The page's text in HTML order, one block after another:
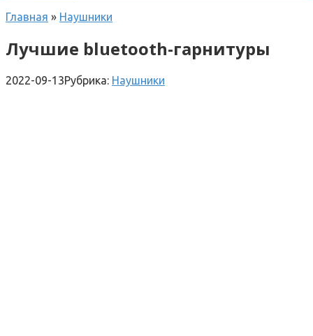
Главная » Наушники
Лучшие bluetooth-гарнитуры
2022-09-13Рубрика: Наушники